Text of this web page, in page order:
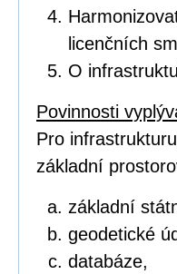
licenčních
O
Povinnosti
Pro
základní
základní
geodetické
databáze,